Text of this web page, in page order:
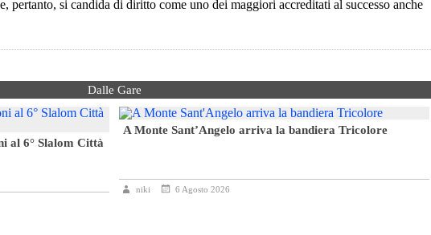
pertanto, si candida di diritto come uno dei maggiori accreditati al successo anche
Dalle Gare
al 6° Slalom Città
A Monte Sant’Angelo arriva la bandiera Tricolore
niki 6 Agosto 2026